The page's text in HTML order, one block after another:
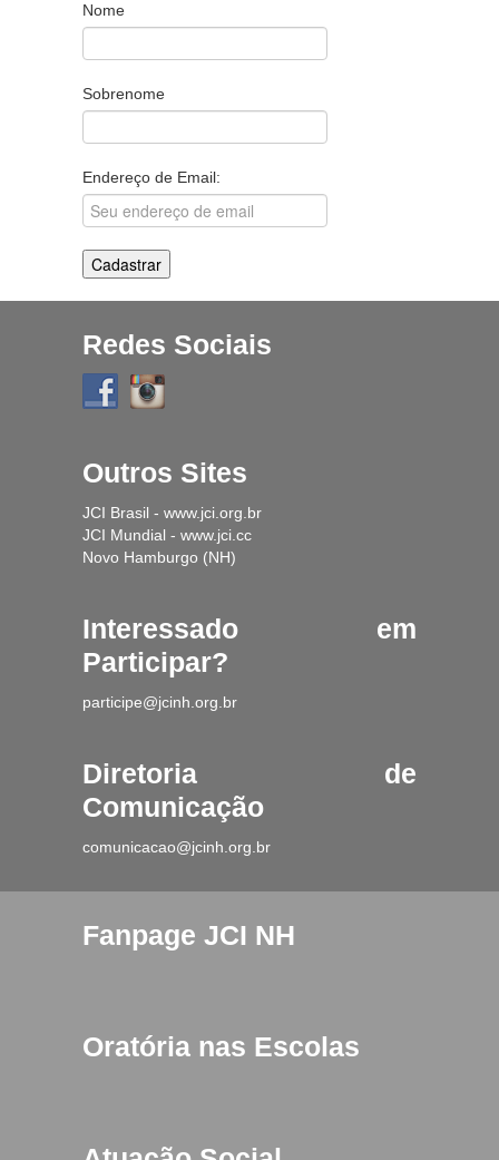
Nome
Sobrenome
Endereço de Email:
Redes Sociais
Outros Sites
JCI Brasil - www.jci.org.br
JCI Mundial - www.jci.cc
Novo Hamburgo (NH)
Interessado em
Participar?
participe@jcinh.org.br
Diretoria de
Comunicação
comunicacao@jcinh.org.br
Fanpage JCI NH
Oratória nas Escolas